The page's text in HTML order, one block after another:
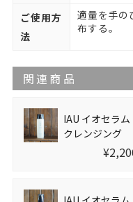
ご使用方
法
適量を手の
布する。
関連商品
IAU イオセラム
クレンジング
（シャンプー）
200ml ※サロン